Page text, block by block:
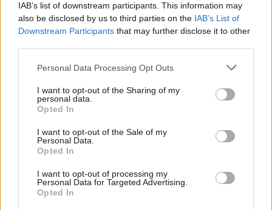
IAB’s list of downstream participants. This information may
also be disclosed by us to third parties on the IAB’s List of
Downstream Participants that may further disclose it to other
Please note that this website/app uses one or more Google
not limited to your visit or usage behaviour. You may click to
grant or deny consent to Google and its third-party tags to
use your data for below specified purposes in below Google
consent section.
Personal Data Processing Opt Outs
I want to opt-out of the Sharing of my
personal data.
Opted In
I want to opt-out of the Sale of my
Personal Data.
Opted In
I want to opt-out of processing my
Personal Data for Targeted Advertising.
Opted In